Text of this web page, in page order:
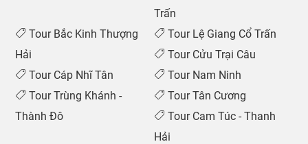
Trấn
Tour Bắc Kinh Thượng
Hải
Tour Lệ Giang Cổ Trấn
Tour Cửu Trại Câu
Tour Cáp Nhĩ Tân
Tour Nam Ninh
Tour Trùng Khánh -
Thành Đô
Tour Tân Cương
Tour Cam Túc - Thanh
Hải